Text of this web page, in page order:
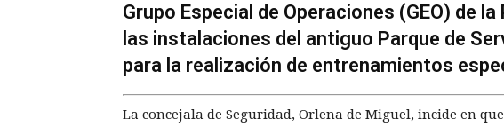
Grupo Especial de Operaciones (GEO) de
las instalaciones del antiguo Parque de
para la realización de entrenamientos
La concejala de Seguridad, Orlena de Miguel, incide en